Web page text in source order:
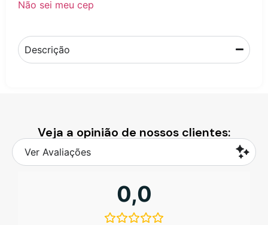
Não sei meu cep
Descrição
Veja a opinião de nossos clientes:
Ver Avaliações
0,0